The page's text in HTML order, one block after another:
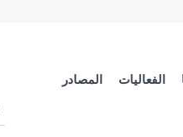
الفعاليات المصادر